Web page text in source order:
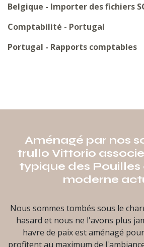
Belgique - Importer des fichiers
Comptabilité - Portugal
Portugal - Rapports comptables
Aménagé par nos
trullo Vittorio
typique des
moderne
Nous sommes tombés sous le
hasard et nous ne l'avons plus
havre de paix est aménagé
profitent au maximum de